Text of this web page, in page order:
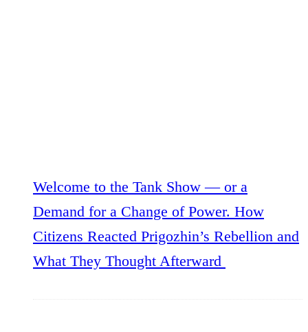
Welcome to the Tank Show — or a
Demand for a Change of Power. How
Citizens Reacted Prigozhin’s Rebellion and
What They Thought Afterward